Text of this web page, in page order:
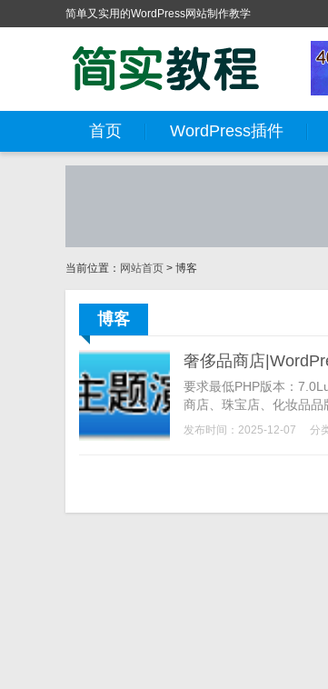
简单又实用的WordPress网站制作教学
首页 WordPress插件
当前位置： 网站首页 > 博客
博客
奢侈品商店
要求最低PHP版本：
商店、珠宝店、化妆品品
发布时间：2025-12-07 分